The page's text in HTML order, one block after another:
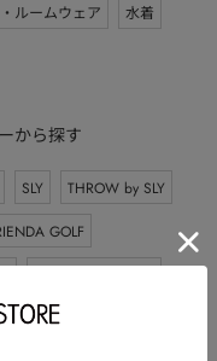
ルームウェア
水着
から探す
SLY
THROW by SLY
GOLF
gallery